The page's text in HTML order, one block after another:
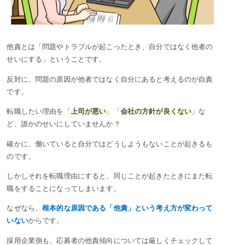
他責とは「問題やトラブルが起こったとき、自分ではなく他者の
せいにする」ということです。
反対に、問題の原因が他者ではなく自分にあると考えるのが自責
です。
転職したい理由を「 上司が悪い 」「 会社の方針が良くない 」な
ど、誰かのせいにしていませんか？
確かに、働いていると自分ではどうしようもないことが起きるも
のです。
しかしそれを転職理由にすると、同じことが起きたときにまた転
職をすることになってしまいます。
なぜなら、根本的な原因である「他責」という考え方が変わって
いないからです。
採用企業側も、応募者の他責傾向については厳しくチェックして